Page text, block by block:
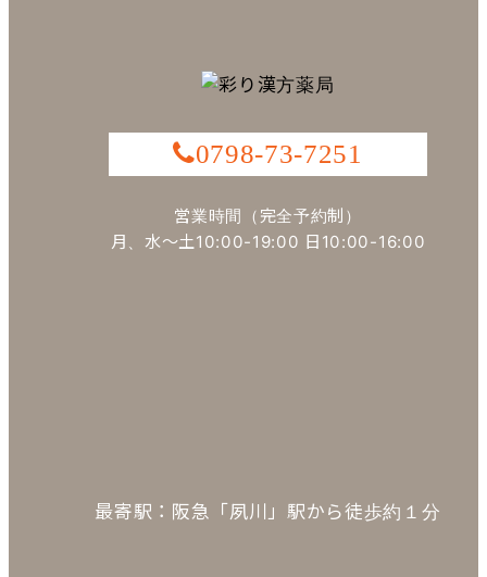
0798-73-7251
営業時間（完全予約制）
月、水～土10:00-19:00 日10:00-16:00
最寄駅：阪急「夙川」駅から徒歩約１分